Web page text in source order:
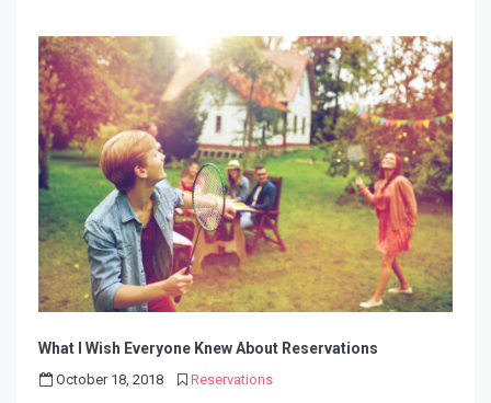
What I Wish Everyone Knew About Reservations
October 18, 2018
Reservations